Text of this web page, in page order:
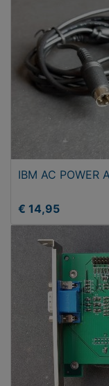
IBM AC POWER
€ 14,95